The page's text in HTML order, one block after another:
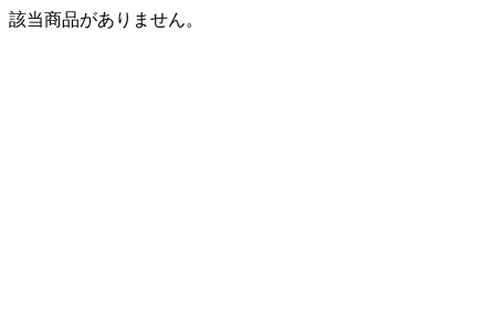
該当商品がありません。